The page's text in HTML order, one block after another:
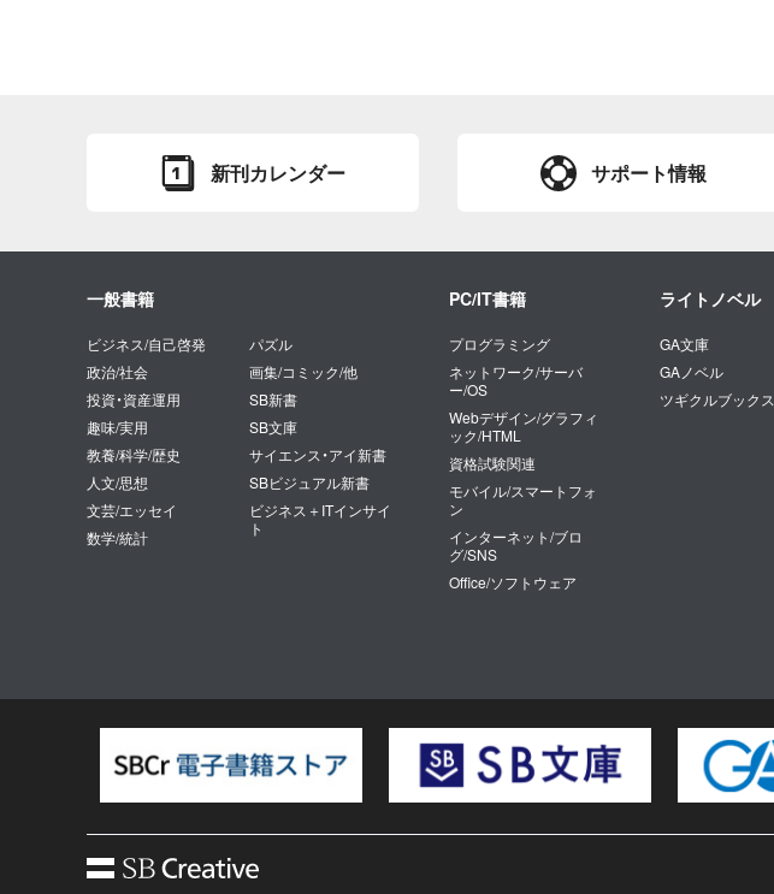
新刊カレンダー サポート情報
一般書籍
ビジネス/自己啓発
政治/社会
投資・資産運用
趣味/実用
教養/科学/歴史
人文/思想
文芸/エッセイ
数学/統計
パズル
画集/コミック/他
SB新書
SB文庫
サイエンス・アイ新書
SBビジュアル新書
ビジネス＋ITインサイ
ト
PC/IT書籍
プログラミング
ネットワーク/サーバ
ー/OS
Webデザイン/グラフィ
ック/HTML
資格試験関連
モバイル/スマートフォ
ン
インターネット/ブロ
グ/SNS
Office/ソフトウェア
ライトノベル
GA文庫
GAノベル
ツギクルブックス